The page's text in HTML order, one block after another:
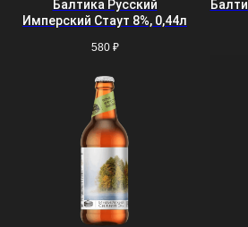
Балтика Русский
Имперский Стаут 8%, 0,44л
580 ₽